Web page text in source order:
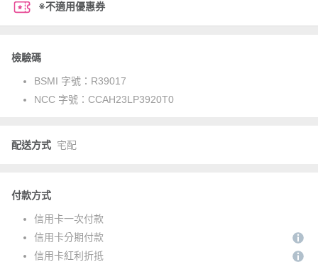
※不適用優惠券
檢驗碼
BSMI 字號： R39017
NCC 字號： CCAH23LP3920T0
配送方式 宅配
付款方式
信用卡一次付款
信用卡分期付款
信用卡紅利折抵